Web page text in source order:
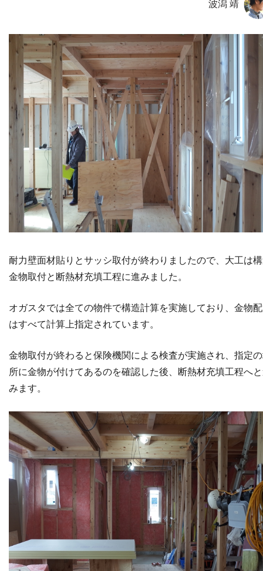
波潟 靖
耐力壁面材貼りとサッシ取付が終わりましたので、大工は
金物取付と断熱材充填工程に進みました。
オガスタでは全ての物件で構造計算を実施しており、金物
はすべて計算上指定されています。
金物取付が終わると保険機関による検査が実施され、指定
所に金物が付けてあるのを確認した後、断熱材充填工程へ
みます。